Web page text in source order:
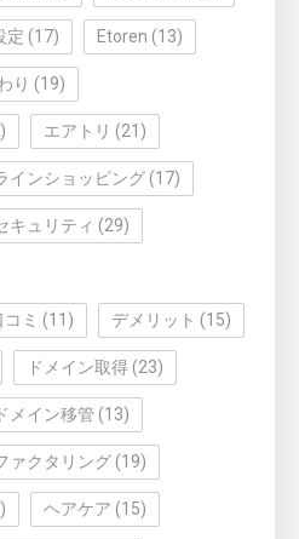
定 (17) Etoren (13)
り (19)
エアトリ (21)
インショッピング (17)
キュリティ (29)
ミ (11) デメリット (15)
ドメイン取得 (23)
ドメイン移管 (13)
ァクタリング (19)
ヘアケア (15)